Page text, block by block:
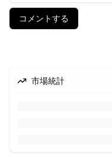
コメントする
市場統計